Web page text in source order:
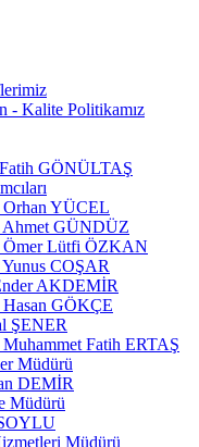
- Kalite Politikamız
GÖNÜLTAŞ
YÜCEL
Ahmet GÜNDÜZ
Ömer Lütfi ÖZKAN
COŞAR
AKDEMİR
GÖKÇE
ŞENER
Fatih ERTAŞ
Müdürü
DEMİR
Müdürü
Müdürü